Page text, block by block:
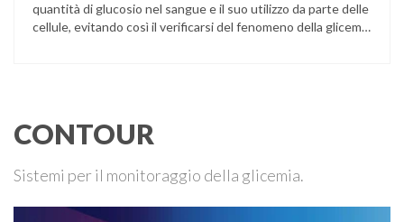
quantità di glucosio nel sangue e il suo utilizzo da parte delle
cellule, evitando così il verificarsi del fenomeno della glicemia
CONTOUR
Sistemi per il monitoraggio della glicemia.